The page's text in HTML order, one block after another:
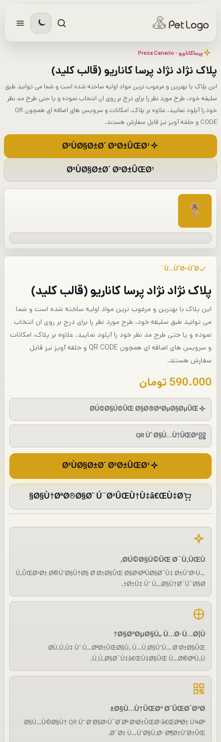
پرساکاناریو - Presa Canario​
پلاک نژاد نژاد پرسا کاناریو (قالب کلید)
این پلاک با بهترین و مرغوب ترین مواد اولیه ساخته شده است و شما می توانید طبق
سلیقه خود، طرح مورد نظر را برای درج بر روی ان انتخاب نموده و یا حتی طرح مد نظر
خود را آپلود نمایید. علاوه بر پلاک، امکانات و سرویس های اضافه ای همچون QR
CODE و حلقه آویز نیز قابل سفارش هستند.
Ø³ÙØ§Ø±Ø´ Ø³Ø±ÛŒØ¹
Ø³ÙØ§Ø±Ø´ Ø³Ø±ÛŒØ¹
Ù…ÙˆØ¬ÙˆØ¯
پلاک نژاد نژاد پرسا کاناریو (قالب کلید)
این پلاک با بهترین و مرغوب ترین مواد اولیه ساخته شده است و شما
می توانید طبق سلیقه خود، طرح مورد نظر را برای درج بر روی ان انتخاب
نموده و یا حتی طرح مد نظر خود را آپلود نمایید. علاوه بر پلاک، امکانات
و سرویس های اضافه ای همچون QR CODE و حلقه آویز نیز قابل
سفارش هستند.
590.000 تومان
Ø­Ú©Ø§Ú©ÛŒ Ø§Ø®ØªØµØ§ØµÛŒ
QR Ùˆ Ø§Ù…Ù†ÛŒØª
Ø³ÙØ§Ø±Ø´ Ø³Ø±ÛŒØ¹
Ø§Ù†ØªØ®Ø§Ø¨ Ú¯Ø²ÛŒÙ†Ù‡â€ŒÙ‡Ø§
Ø­Ú©Ø§Ú©ÛŒ Ø¯Ù‚ÛŒÙ‚
Ù„ÛŒØ²Ø± Ø®ÙˆØ§Ù†Ø§ Ø¨Ø±Ø§ÛŒ Ø§Ø³ØªÙØ§Ø¯Ù‡ Ø±ÙˆØ²Ù…
Ø±Ù‡ Ùˆ Ù…Ø§Ù†Ø¯Ú¯Ø§Ø±.
Ø§ØªØµØ§Ù„ Ù…Ø·Ù…Ø¦Ù†
Ø­Ù„Ù‚Ù‡ Ùˆ Ù…ØªØ±ÛŒØ§Ù„ Ù…Ù‚Ø§ÙˆÙ… Ø¨Ø±Ø§ÛŒ
Ù‚Ù„Ø§Ø¯Ù‡â€ŒÙ‡Ø§ÛŒ Ù…Ø®ØªÙ„Ù.
Ø§Ù…Ù†ÛŒØª Ø¨ÛŒØ´ØªØ±
Ø§Ù…Ú©Ø§Ù† QR Ùˆ Ø¨Ø§Ø²Ú¯Ø´Øª Ø³Ø±ÛŒØ¹â€ŒØªØ± Ù¾Øª
Ø¯Ø± Ù…ÙˆØ§Ù‚Ø¹ Ø¶Ø±ÙˆØ±ÛŒ.